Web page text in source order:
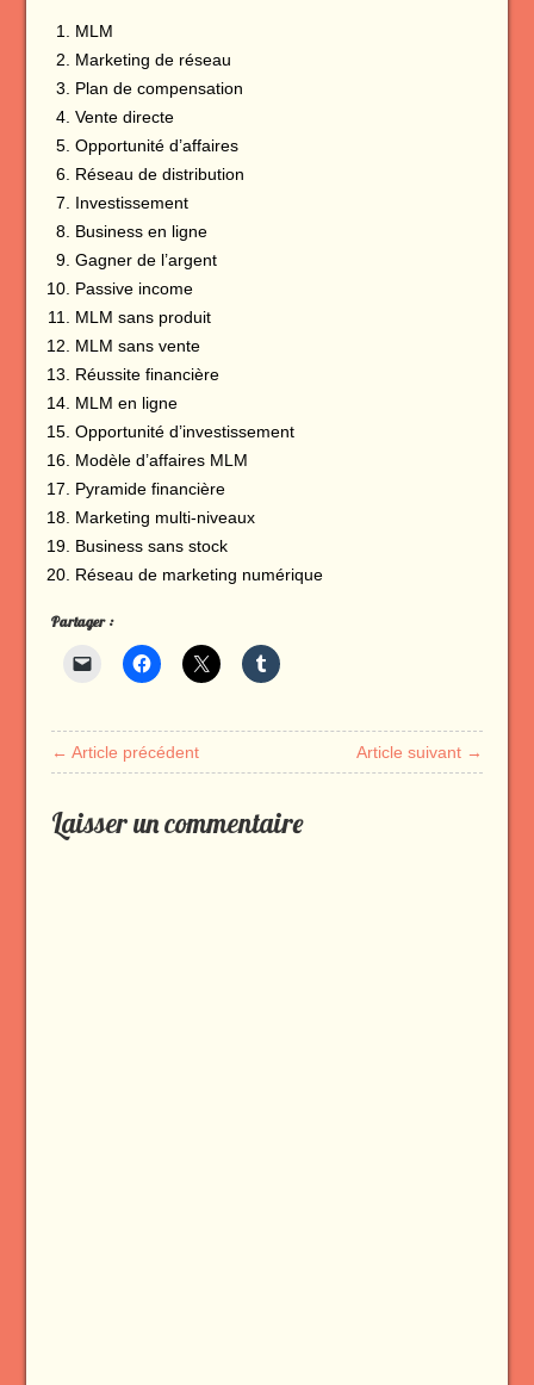
MLM
Marketing de réseau
Plan de compensation
Vente directe
Opportunité d’affaires
Réseau de distribution
Investissement
Business en ligne
Gagner de l’argent
Passive income
MLM sans produit
MLM sans vente
Réussite financière
MLM en ligne
Opportunité d’investissement
Modèle d’affaires MLM
Pyramide financière
Marketing multi-niveaux
Business sans stock
Réseau de marketing numérique
Partager :
← Article précédent Article suivant →
Laisser un commentaire